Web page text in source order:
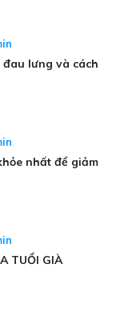
lưng và cách
nhất để giảm
TUỔI GIÀ